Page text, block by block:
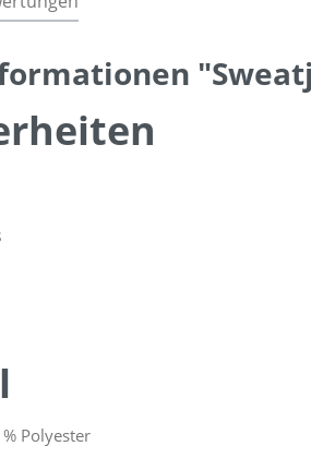
Polyester